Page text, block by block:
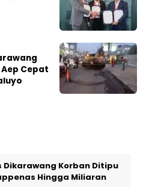
Cepat
Dikarawang Korban Ditipu
Hingga Miliaran